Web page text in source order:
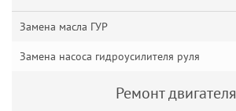
Замена масла ГУР
Замена насоса гидроусилителя руля
Ремонт двигателя